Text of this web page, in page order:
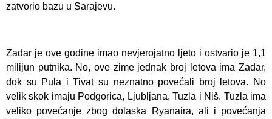
zatvorio bazu u Sarajevu.
Zadar je ove godine imao nevjerojatno ljeto i ostvario je 1,1
milijun putnika. No, ove zime jednak broj letova ima Zadar,
dok su Pula i Tivat su neznatno povećali broj letova. No
velik skok imaju Podgorica, Ljubljana, Tuzla i Niš. Tuzla ima
veliko povećanje zbog dolaska Ryanaira, ali i povećanja